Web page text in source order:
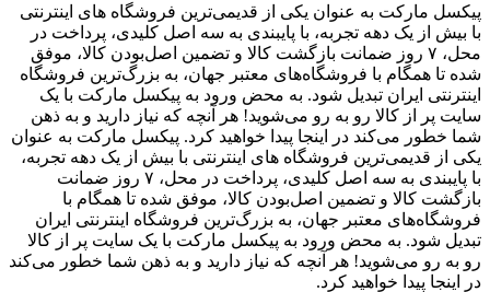
پیکسل مارکت به عنوان یکی از قدیمی‌ترین فروشگاه های اینترنتی
با بیش از یک دهه تجربه، با پایبندی به سه اصل کلیدی، پرداخت در
محل، ۷ روز ضمانت بازگشت کالا و تضمین اصل‌بودن کالا، موفق
شده تا همگام با فروشگاه‌های معتبر جهان، به بزرگ‌ترین فروشگاه
اینترنتی ایران تبدیل شود. به محض ورود به پیکسل مارکت با یک
سایت پر از کالا رو به رو می‌شوید! هر آنچه که نیاز دارید و به ذهن
شما خطور می‌کند در اینجا پیدا خواهید کرد. پیکسل مارکت به عنوان
یکی از قدیمی‌ترین فروشگاه های اینترنتی با بیش از یک دهه تجربه،
با پایبندی به سه اصل کلیدی، پرداخت در محل، ۷ روز ضمانت
بازگشت کالا و تضمین اصل‌بودن کالا، موفق شده تا همگام با
فروشگاه‌های معتبر جهان، به بزرگ‌ترین فروشگاه اینترنتی ایران
تبدیل شود. به محض ورود به پیکسل مارکت با یک سایت پر از کالا
رو به رو می‌شوید! هر آنچه که نیاز دارید و به ذهن شما خطور می‌کند
در اینجا پیدا خواهید کرد.